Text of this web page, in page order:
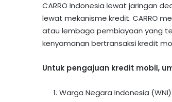
CARRO Indonesia lewat jaringan
lewat mekanisme kredit. CARRO
atau lembaga pembiayaan yang
kenyamanan bertransaksi kredit
Untuk pengajuan kredit mobil,
Warga Negara Indonesia